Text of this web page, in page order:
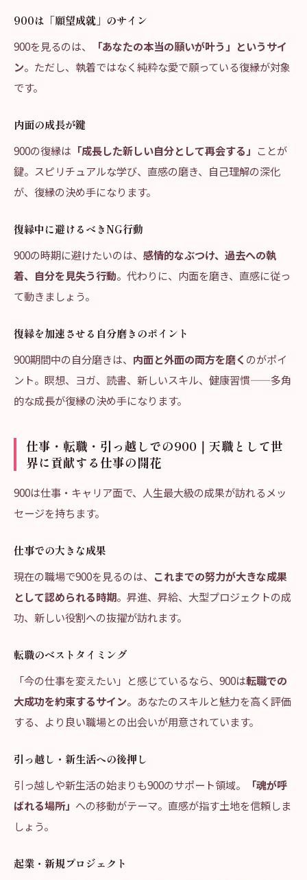
900は「願望成就」のサイン
900を見るのは、
「あなたの本当の願いが叶う」というサイ
ン。ただし、執着ではなく純粋な愛で願っている復縁が対象
です。
内面の成長が鍵
900の復縁は 「成長した新しい自分として再会する」 ことが
鍵。スピリチュアルな学び、直感の磨き、自己理解の深化
が、復縁の決め手になります。
復縁中に避けるべきNG行動
900の時期に避けたいのは、 感情的なぶつけ、過去への執
着、自分を見失う行動。代わりに、内面を磨き、直感に従っ
て動きましょう。
復縁を加速させる自分磨きのポイント
900期間中の自分磨きは、 内面と外面の両方を磨く のがポイ
ント。瞑想、ヨガ、読書、新しいスキル、健康習慣——多角
的な成長が復縁の決め手になります。
仕事・転職・引っ越しでの900｜天職として世
界に貢献する仕事の開花
900は仕事・キャリア面で、人生最大級の成果が訪れるメッ
セージを持ちます。
仕事での大きな成果
現在の職場で900を見るのは、 これまでの努力が大きな成果
として認められる時期。昇進、昇給、大型プロジェクトの成
功、新しい役割への抜擢が訪れます。
転職のベストタイミング
「今の仕事を変えたい」と感じているなら、900は転職での
大成功を約束するサイン。あなたのスキルと魅力を高く評価
する、より良い職場との出会いが用意されています。
引っ越し・新生活への後押し
引っ越しや新生活の始まりも900のサポート領域。
「魂が呼
ばれる場所」 への移動がテーマ。直感が指す土地を信頼しま
しょう。
起業・新規プロジェクト